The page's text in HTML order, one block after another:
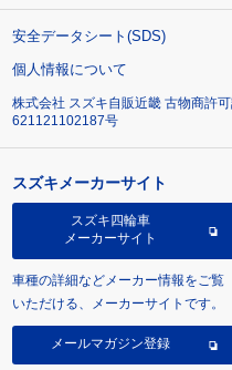
安全データシート(SDS)
個人情報について
株式会社 スズキ自販近畿 古物商許
621121102187号
スズキメーカーサイト
スズキ四輪車
メーカーサイト
車種の詳細などメーカー情報をご覧
いただける、メーカーサイトです。
メールマガジン登録